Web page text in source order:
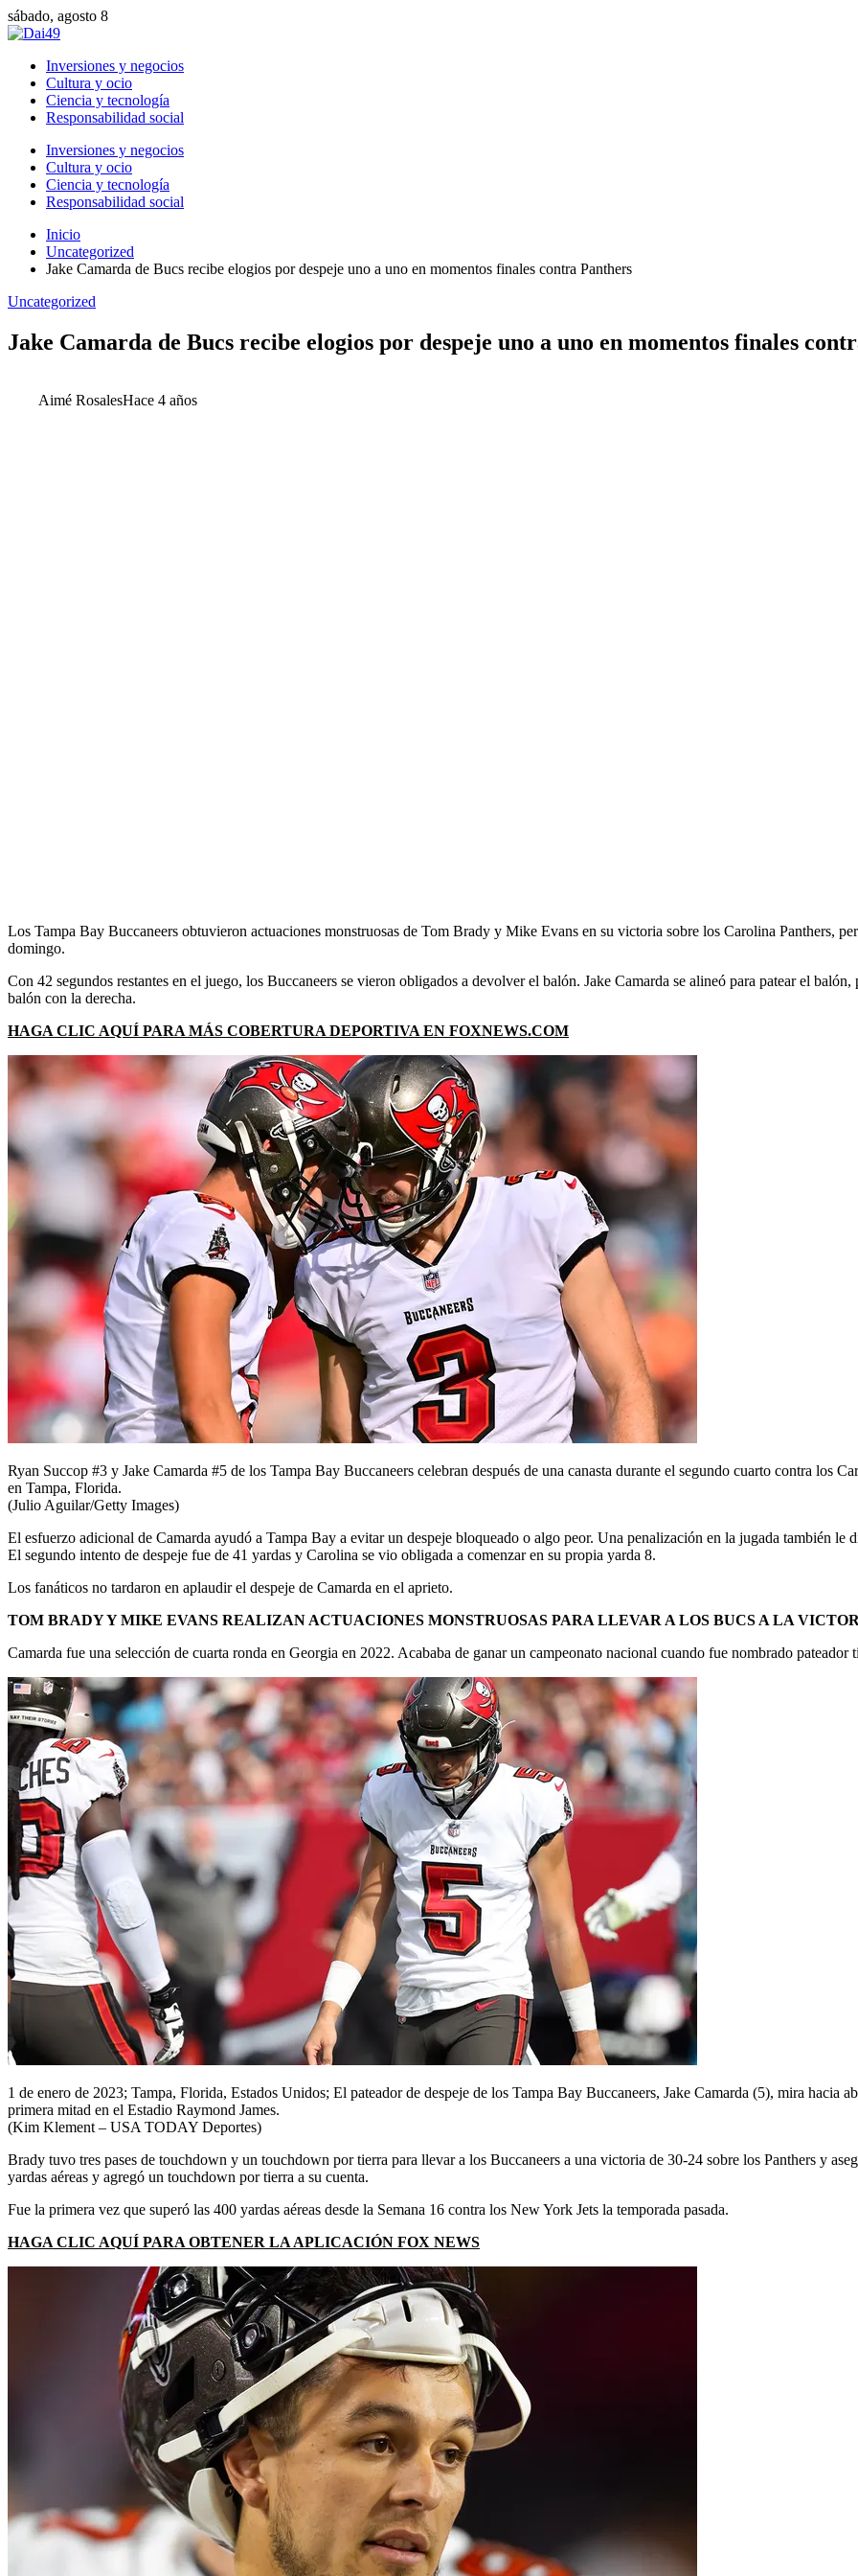
sábado, agosto 8
Inversiones y negocios
Cultura y ocio
Ciencia y tecnología
Responsabilidad social
Inversiones y negocios
Cultura y ocio
Ciencia y tecnología
Responsabilidad social
Inicio
Uncategorized
Jake Camarda de Bucs recibe elogios por despeje uno a uno en momentos finales contra Panthers
Uncategorized
Jake Camarda de Bucs recibe elogios por despeje uno a uno en momentos finales
Aimé RosalesHace 4 años
Los Tampa Bay Buccaneers obtuvieron actuaciones monstruosas de Tom Brady y Mike Evans en su victoria sobre los Carolina Panthers,
domingo.
Con 42 segundos restantes en el juego, los Buccaneers se vieron obligados a devolver el balón. Jake Camarda se alineó para patear el
balón con la derecha.
HAGA CLIC AQUÍ PARA MÁS COBERTURA DEPORTIVA EN FOXNEWS.COM
Ryan Succop #3 y Jake Camarda #5 de los Tampa Bay Buccaneers celebran después de una canasta durante el segundo cuarto contra los
en Tampa, Florida.
(Julio Aguilar/Getty Images)
El esfuerzo adicional de Camarda ayudó a Tampa Bay a evitar un despeje bloqueado o algo peor. Una penalización en la jugada también le
El segundo intento de despeje fue de 41 yardas y Carolina se vio obligada a comenzar en su propia yarda 8.
Los fanáticos no tardaron en aplaudir el despeje de Camarda en el aprieto.
TOM BRADY Y MIKE EVANS REALIZAN ACTUACIONES MONSTRUOSAS PARA LLEVAR A LOS BUCS A LA
Camarda fue una selección de cuarta ronda en Georgia en 2022. Acababa de ganar un campeonato nacional cuando fue nombrado
1 de enero de 2023; Tampa, Florida, Estados Unidos; El pateador de despeje de los Tampa Bay Buccaneers, Jake Camarda (5), mira hacia
primera mitad en el Estadio Raymond James.
(Kim Klement – USA TODAY Deportes)
Brady tuvo tres pases de touchdown y un touchdown por tierra para llevar a los Buccaneers a una victoria de 30-24 sobre los Panthers y
yardas aéreas y agregó un touchdown por tierra a su cuenta.
Fue la primera vez que superó las 400 yardas aéreas desde la Semana 16 contra los New York Jets la temporada pasada.
HAGA CLIC AQUÍ PARA OBTENER LA APLICACIÓN FOX NEWS